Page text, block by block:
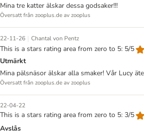
Mina tre katter älskar dessa godsaker!!!
Översatt från zooplus.de av zooplus
22-11-26 | Chantal von Pentz
This is a stars rating area from zero to 5: 5/5
Utmärkt
Mina pälsnäsor älskar alla smaker! Vår Lucy
Översatt från zooplus.de av zooplus
22-04-22
This is a stars rating area from zero to 5: 3/5
Avslås